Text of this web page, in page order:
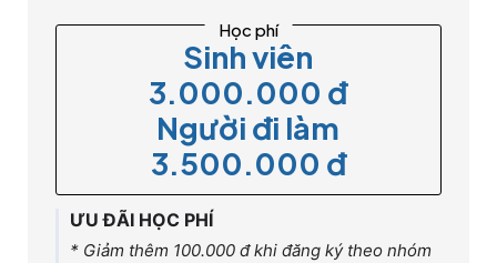
Học phí
Sinh viên
3.000.000 đ
Người đi làm
3.500.000 đ
ƯU ĐÃI HỌC PHÍ
* Giảm thêm 100.000 đ khi đăng ký theo nhóm